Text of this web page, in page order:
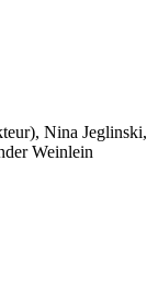
Nina Jeglinski,
Weinlein